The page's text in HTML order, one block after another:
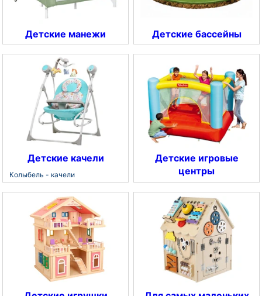
Детские манежи Детские бассейны
Детские качели
Колыбель - качели
Детские игровые
центры